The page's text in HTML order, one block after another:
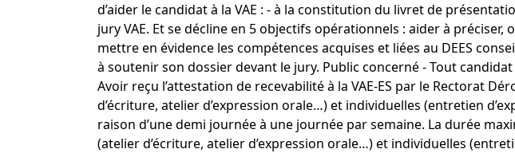
d’aider le candidat à la VAE : - à la constitution du livret de
jury VAE. Et se décline en 5 objectifs opérationnels : aider à
mettre en évidence les compétences acquises et liées au DEES
à soutenir son dossier devant le jury. Public concerné - Tout
Avoir reçu l’attestation de recevabilité à la VAE-ES par le Rectorat
d’écriture, atelier d’expression orale…) et individuelles (entretien
raison d’une demi journée à une journée par semaine. La durée
(atelier d’écriture, atelier d’expression orale…) et individuelles